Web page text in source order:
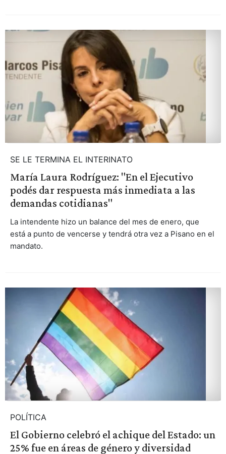
SE LE TERMINA EL INTERINATO
María Laura Rodríguez: "En el Ejecutivo
podés dar respuesta más inmediata a las
demandas cotidianas"
La intendente hizo un balance del mes de enero, que
está a punto de vencerse y tendrá otra vez a Pisano en el
mandato.
POLÍTICA
El Gobierno celebró el achique del Estado: un
25% fue en áreas de género y diversidad